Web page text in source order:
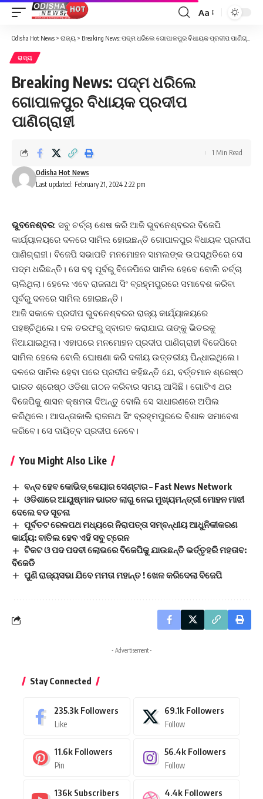
Font
Resizer
Aa
Odisha Hot News > ରାଜ୍ୟ > Breaking News: ପଦ୍ମ ଧରିଲେ ଗୋପାଳପୁର ବିଧାୟକ ପ୍ରଦୀପ ପାଣିଗ୍ରାହୀ
ରାଜ୍ୟ
Breaking News: ପଦ୍ମ ଧରିଲେ
ଗୋପାଳପୁର ବିଧାୟକ ପ୍ରଦୀପ
ପାଣିଗ୍ରାହୀ
Last updated: February 21, 2024 2:22 pm
Odisha Hot News
1 Min Read
ଭୁବନେଶ୍ବର: ସବୁ ଚର୍ଚ୍ଚା ଶେଷ କରି ଆଜି ଭୁବନେଶ୍ବରର ବିଜେପି
କାର୍ଯ୍ୟାଳୟରେ ଦଳରେ ସାମିଲ ହୋଇଛନ୍ତି ଗୋପାଳପୁର ବିଧାୟକ ପ୍ରଦୀପ
ପାଣିଗ୍ରାହୀ। ବିଜେପି ସଭାପତି ମନମୋହନ ସାମଲଙ୍କ ଉପସ୍ଥିତିରେ ସେ
ପଦ୍ମ ଧରିଛନ୍ତି। ସେ ବହୁ ପୂର୍ବରୁ ବିଜେପିରେ ସାମିଲ ହେବେ ବୋଲି ଚର୍ଚ୍ଚା
ଚାଲିଥିଲା। ହେଲେ ଏବେ ରାଜନାଥ ସିଂ ବ୍ରହ୍ମପୁରରେ ସମାବେଶ କରିବା
ପୂର୍ବରୁ ଦଳରେ ସାମିଲ ହୋଇଛନ୍ତି।
ଆଜି ସକାଳେ ପ୍ରଦୀପ ଭୁବନେଶ୍ବରର ରାଜ୍ୟ କାର୍ଯ୍ୟାଳୟରେ
ପହଞ୍ଚିଥିଲେ। ଦଳ ତରଫରୁ ସ୍ବାଗତ କରାଯାଇ ତାଙ୍କୁ ଭିତରକୁ
ନିଆଯାଇଥିଲା। ଏହାପରେ ମନମୋହନ ପ୍ରଦୀପ ପାଣିଗ୍ରାହୀ ବିଜେପିରେ
ସାମିଲ ହେଲେ ବୋଲି ଘୋଷଣା କରି ଦଳୀୟ ଉତ୍ତରୀୟ ପିନ୍ଧାଇଥିଲେ।
ଦଳରେ ସାମିଲ ହେବା ପରେ ପ୍ରଦୀପ କହିଛନ୍ତି ଯେ, ବର୍ତ୍ତମାନ ଶ୍ରେଷ୍ଠ
ଭାରତ ଶ୍ରେଷ୍ଠ ଓଡିଶା ଗଠନ କରିବାର ସମୟ ଆସିଛି। ଗୋଟିଏ ଥର
ବିଜେପିକୁ ଶାସନ କ୍ଷମତା ଦିଅନ୍ତୁ ବୋଲି ସେ ସାଧାରଣରେ ଅପିଲ
କରିଥିଲେ। ଆସନ୍ତାକାଲି ରାଜନାଥ ସିଂ ବ୍ରହ୍ମପୁରରେ ବିଶାଳ ସମାବେଶ
କରିବେ। ସେ ଦାୟିତ୍ବ ପ୍ରଦୀପ ନେବେ।
You Might Also Like
ବନ୍ଦ ହେବ କୋଭିଡ୍ କେୟାର ସେଣ୍ଟାର – Fast News Network
ଓଡିଶାରେ ଆୟୁଷ୍ମାନ ଭାରତ ଲାଗୁ ନେଇ ମୁଖ୍ୟମନ୍ତ୍ରୀ ମୋହନ ମାଝୀ
ଦେଲେ ବଡ ସୂଚନା
ପୂର୍ବତଟ ରେଳପଥ ମଧ୍ୟରେ ନିରାପତ୍ତା ସମ୍ବନ୍ଧୀୟ ଆଧୁନିକୀକରଣ
କାର୍ଯ୍ୟ: ବାତିଲ ହେବ ଏହି ସବୁ ଟ୍ରେନ
ଟିକଟ ଓ ପଦ ପଦବୀ ଲୋଭରେ ବିଜେପିକୁ ଯାଉଛନ୍ତି ଭର୍ତ୍ତୃହରି ମହତାବ:
ବିଜେଡି
ପୁଣି ରାଜ୍ୟସଭା ଯିବେ ମମତା ମହାନ୍ତ ! ଖେଳ କରିଦେଲା ବିଜେପି
- Advertisement -
Stay Connected
235.3k Followers
Like
69.1k Followers
Follow
11.6k Followers
Pin
56.4k Followers
Follow
136k Subscribers 4.4k Followers